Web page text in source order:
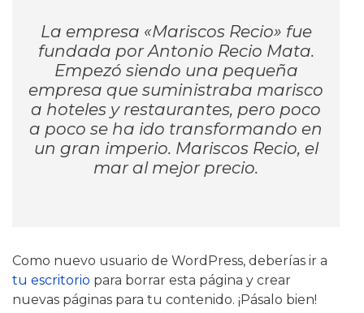
La empresa «Mariscos Recio» fue
fundada por Antonio Recio Mata.
Empezó siendo una pequeña
empresa que suministraba marisco
a hoteles y restaurantes, pero poco
a poco se ha ido transformando en
un gran imperio. Mariscos Recio, el
mar al mejor precio.
Como nuevo usuario de WordPress, deberías ir a
tu escritorio para borrar esta página y crear
nuevas páginas para tu contenido. ¡Pásalo bien!